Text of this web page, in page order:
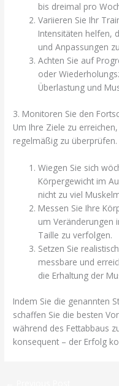
bis dreimal pro
Variieren Sie Ihr
Intensitäten helfen,
und Anpassungen
Achten Sie auf
oder
Überlastung und
3. Monitoren Sie den
Um Ihre Ziele zu
regelmäßig zu
Wiegen Sie sich
Körpergewicht im
nicht zu viel
Messen Sie Ihre
um Veränderungen
Taille zu verfolgen.
Setzen Sie
messbare und
die Erhaltung der
Indem Sie die genannten
schaffen Sie die besten
während des Fettabbaus
konsequent – der Erfolg